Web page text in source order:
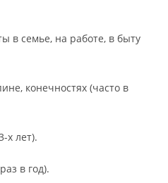
в семье, на работе, в быту
конечностях (часто в
х лет).
в год).